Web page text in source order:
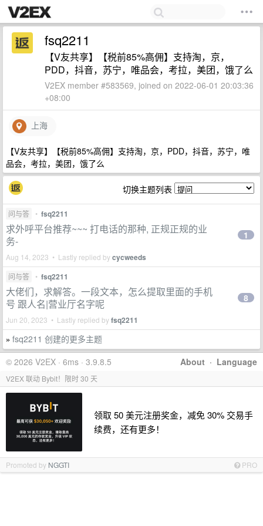
fsq2211
【V友共享】【税前85%高佣】支持淘，京，
PDD，抖音，苏宁，唯品会，考拉，美团，饿了么
V2EX member #583569, joined on 2022-06-01 20:03:36
+08:00
上海
【V友共享】【税前85%高佣】支持淘，京，PDD，抖音，苏宁，唯
品会，考拉，美团，饿了么
切换主题列表
问与答 • fsq2211
求外呼平台推荐~~~ 打电话的那种, 正规正规的业
务-
Aug 14, 2023 • Lastly replied bycycweeds
1
问与答 • fsq2211
大佬们，求解答。一段文本，怎么提取里面的手机
号 跟人名|营业厅名字呢
Jun 20, 2023 • Lastly replied byfsq2211
8
» fsq2211 创建的更多主题
About · Language
© 2026 V2EX · 6ms · 3.9.8.5
V2EX 联动 Bybit！限时 30 天
领取 50 美元注册奖金，减免 30% 交易手
续费，还有更多！
Promoted by NGGTI PRO